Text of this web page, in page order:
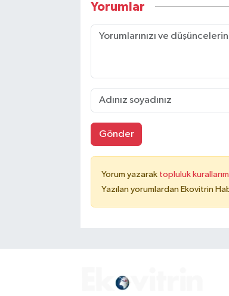
Yorumlar
Gönder
Yorum yazarak topluluk
Yazılan yorumlardan Ekovitrin